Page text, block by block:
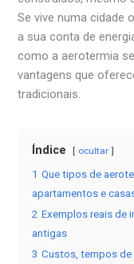
Se vive numa cidade
a sua conta de
como a aerotermia
vantagens que
tradicionais.
Índice ocultar
1 Que tipos de
apartamentos e
2 Exemplos reais de
antigas
3 Custos, tempos